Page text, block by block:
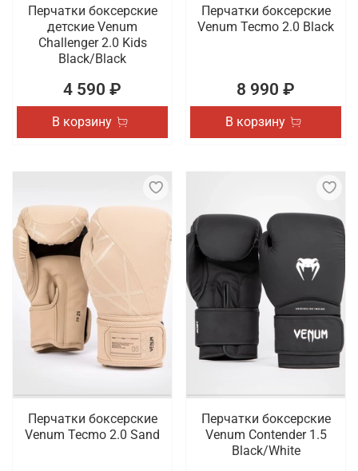
Перчатки боксерские
детские Venum
Challenger 2.0 Kids
Black/Black
4 590 ₽
В корзину
Перчатки боксерские
Venum Tecmo 2.0 Black
8 990 ₽
В корзину
Перчатки боксерские
Venum Tecmo 2.0 Sand
Перчатки боксерские
Venum Contender 1.5
Black/White